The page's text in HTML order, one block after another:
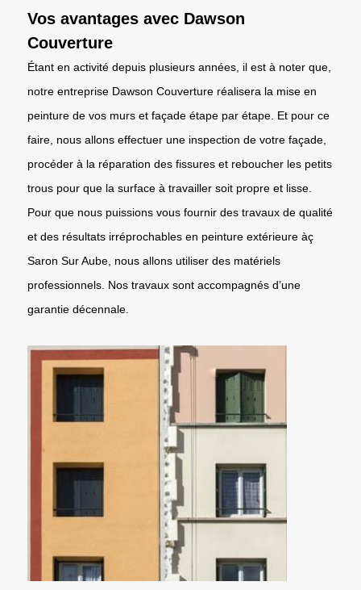
Vos avantages avec Dawson
Couverture
Étant en activité depuis plusieurs années, il est à noter que,
notre entreprise Dawson Couverture réalisera la mise en
peinture de vos murs et façade étape par étape. Et pour ce
faire, nous allons effectuer une inspection de votre façade,
procéder à la réparation des fissures et reboucher les petits
trous pour que la surface à travailler soit propre et lisse.
Pour que nous puissions vous fournir des travaux de qualité
et des résultats irréprochables en peinture extérieure àç
Saron Sur Aube, nous allons utiliser des matériels
professionnels. Nos travaux sont accompagnés d’une
garantie décennale.